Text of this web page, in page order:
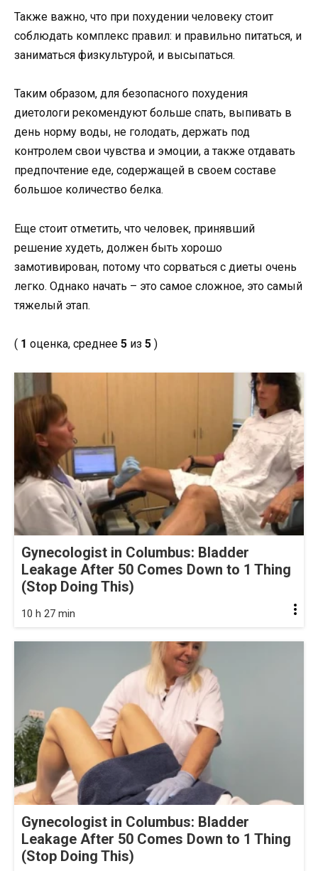
Также важно, что при похудении человеку стоит
соблюдать комплекс правил: и правильно питаться, и
заниматься физкультурой, и высыпаться.
Таким образом, для безопасного похудения
диетологи рекомендуют больше спать, выпивать в
день норму воды, не голодать, держать под
контролем свои чувства и эмоции, а также отдавать
предпочтение еде, содержащей в своем составе
большое количество белка.
Еще стоит отметить, что человек, принявший
решение худеть, должен быть хорошо
замотивирован, потому что сорваться с диеты очень
легко. Однако начать – это самое сложное, это самый
тяжелый этап.
( 1 оценка, среднее 5 из 5 )
Gynecologist in Columbus: Bladder
Leakage After 50 Comes Down to 1 Thing
(Stop Doing This)
10 h 27 min
Gynecologist in Columbus: Bladder
Leakage After 50 Comes Down to 1 Thing
(Stop Doing This)